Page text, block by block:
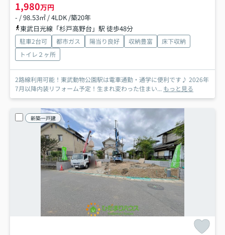
1,980万円
- / 98.53㎡ / 4LDK /築20年
東武日光線「杉戸高野台」駅 徒歩48分
駐車2台可 都市ガス 陽当り良好 収納豊富
床下収納
トイレ２ヶ所
2路線利用可能！東武動物公園駅は電車通勤・通学に便利です♪ 2026年
7月以降内装リフォーム予定！生まれ変わった住まい... もっと見る
新築一戸建